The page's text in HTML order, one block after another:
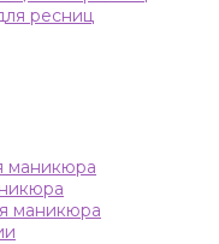
ресниц
маникюра
маникюра